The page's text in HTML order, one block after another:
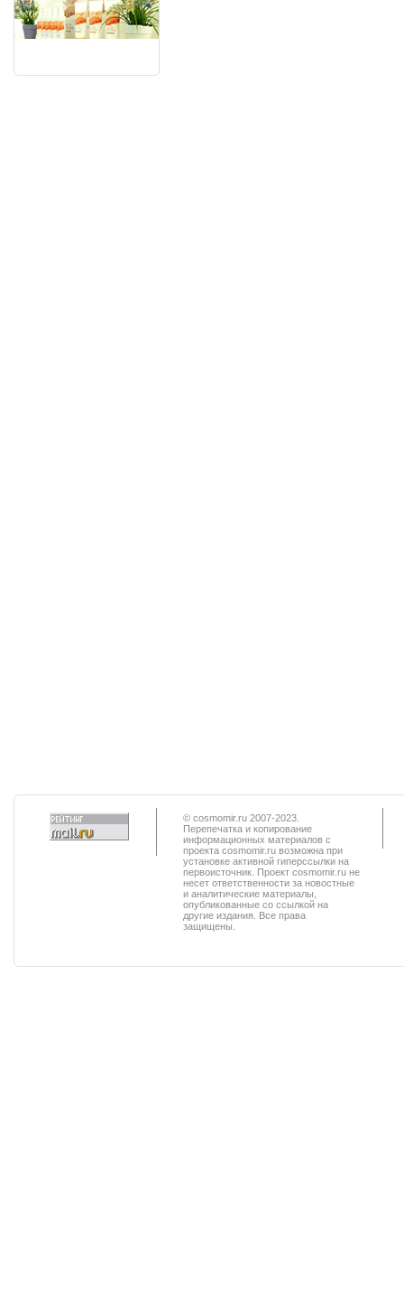
© cosmomir.ru 2007-2023.
Перепечатка и копирование
информационных материалов с
проекта cosmomir.ru возможна при
установке активной гиперссылки на
первоисточник. Проект cosmomir.ru не
несет ответственности за новостные
и аналитические материалы,
опубликованные со ссылкой на
другие издания. Все права
защищены.